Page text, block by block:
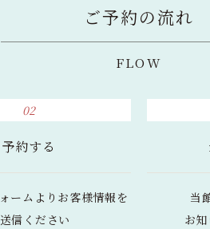
ご予約の流れ
FLOW
02
予約する
ームより お客様情報を
信ください
当
お